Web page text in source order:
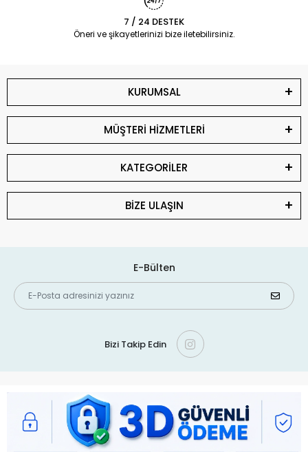
7 / 24 DESTEK
Öneri ve şikayetlerinizi bize iletebilirsiniz.
KURUMSAL
MÜŞTERİ HİZMETLERİ
KATEGORİLER
BİZE ULAŞIN
E-Bülten
Bizi Takip Edin